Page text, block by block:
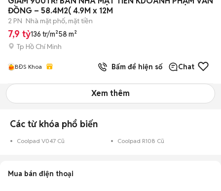
ĐỒNG – 58.4M2( 4.9M x 12M
2 PN Nhà mặt phố, mặt tiền
7,9 tỷ136 tr/m²58 m²
Tp Hồ Chí Minh
BĐS Khoa Bấm để hiện số Chat
Xem thêm
Các từ khóa phổ biến
Coolpad V047 Cũ Coolpad R108 Cũ
Mua bán điện thoại